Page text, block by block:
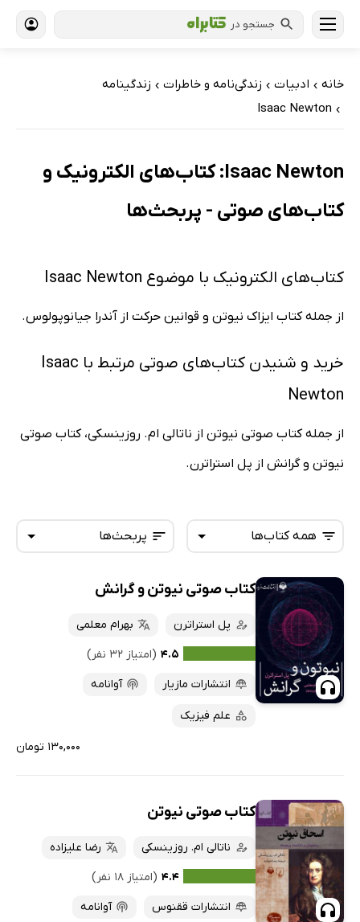
جستجو در
خانه › ادبیات › زندگی‌نامه و خاطرات › زندگینامه
›
Isaac Newton
Isaac Newton: کتاب‌های الکترونیک و
کتاب‌های صوتی - پربحث‌ها
کتاب‌های الکترونیک با موضوع Isaac Newton
از جمله کتاب ایزاک نیوتن و قوانین حرکت از آندرا جیانوپولوس.
خرید و شنیدن کتاب‌های صوتی مرتبط با Isaac
Newton
از جمله کتاب صوتی نیوتن از ناتالی ام. روزینسکی، کتاب صوتی
نیوتن و گرانش از پل استراترن.
پربحث‌ها
تازه‌ها
داغ‌ترین‌ها
پرفروش‌ها
پربحث‌ها
همه کتاب‌ها
همه کتاب‌ها
کتاب‌های صوتی
کتاب‌های متنی
کتاب صوتی نیوتن و گرانش
پل استراترن
بهرام معلمی
۴.۵ (امتیاز ۳۲ نفر)
انتشارات مازیار
آوانامه
علم فیزیک
۱۳۰,۰۰۰ تومان
کتاب صوتی نیوتن
ناتالی ام. روزینسکی
رضا علیزاده
۴.۴ (امتیاز ۱۸ نفر)
انتشارات ققنوس
آوانامه